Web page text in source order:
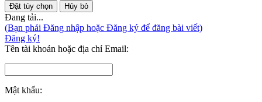
Đang tải...
(Bạn phải Đăng nhập hoặc Đăng ký để đăng bài viết)
Đăng ký!
Tên tài khoản hoặc địa chỉ Email:
Mật khẩu: